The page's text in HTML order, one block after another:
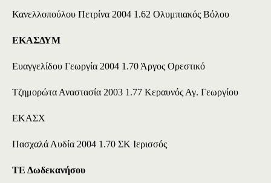
Κανελλοπούλου Πετρίνα 2004 1.62 Ολυμπιακός Βόλου
ΕΚΑΣΔΥΜ
Ευαγγελίδου Γεωργία 2004 1.70 Άργος Ορεστικό
Τζημορώτα Αναστασία 2003 1.77 Κεραυνός Αγ. Γεωργίου
ΕΚΑΣΧ
Πασχαλά Λυδία 2004 1.70 ΣΚ Ιερισσός
ΤΕ Δωδεκανήσου